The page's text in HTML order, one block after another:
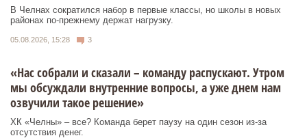
В Челнах сократился набор в первые классы, но школы в новых
районах по-прежнему держат нагрузку.
05.08.2026, 15:28 3
«Нас собрали и сказали – команду распускают. Утром
мы обсуждали внутренние вопросы, а уже днем нам
озвучили такое решение»
ХК «Челны» – все? Команда берет паузу на один сезон из-за
отсутствия денег.